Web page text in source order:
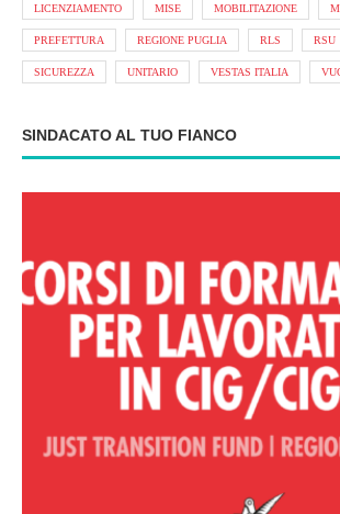
LICENZIAMENTO MISE MOBILITAZIONE
PREFETTURA REGIONE PUGLIA RLS RSU
SICUREZZA UNITARIO VESTAS ITALIA
SINDACATO AL TUO FIANCO